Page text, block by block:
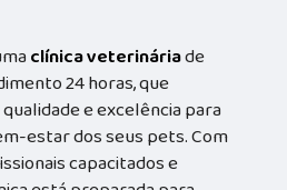
clínica veterináriade
24 horas, que
e excelência para
estar dos seus pets. Com
capacitados e